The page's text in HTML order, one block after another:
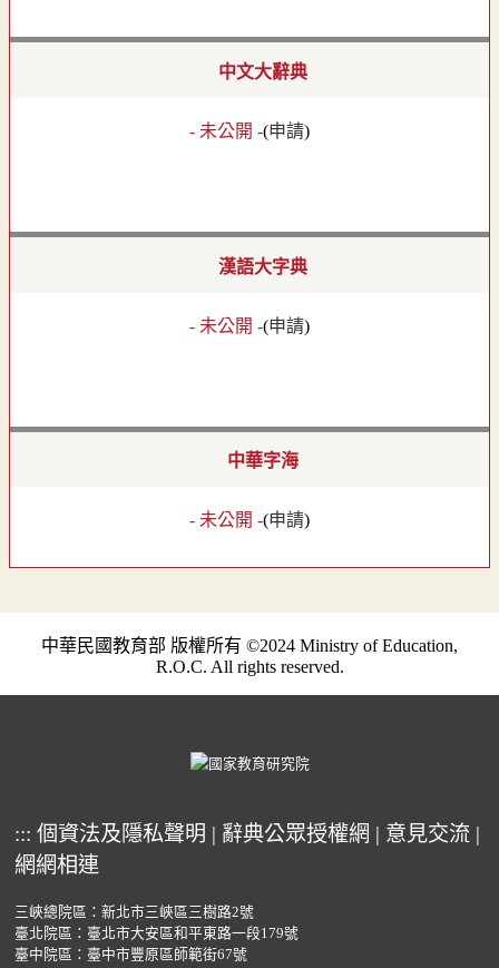
中文大辭典
- 未公開 -(申請)
漢語大字典
- 未公開 -(申請)
中華字海
- 未公開 -(申請)
中華民國教育部 版權所有 ©2024 Ministry of Education,
R.O.C. All rights reserved.
::: 個資法及隱私聲明 | 辭典公眾授權網 | 意見交流 |
網網相連
三峽總院區：新北市三峽區三樹路2號
臺北院區：臺北市大安區和平東路一段179號
臺中院區：臺中市豐原區師範街67號